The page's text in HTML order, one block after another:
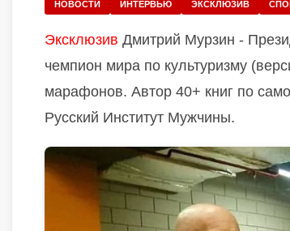
НОВОСТИ ИНТЕРВЬЮ ЭКСКЛЮЗИВ
Эксклюзив Дмитрий Мурзин -
чемпион мира по культуризму
марафонов. Автор 40+ книг по
Русский Институт Мужчины.